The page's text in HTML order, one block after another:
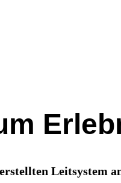
Leitsystem